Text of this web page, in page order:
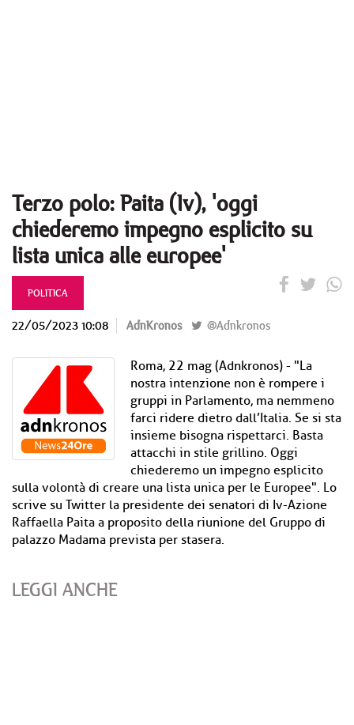
Terzo polo: Paita (Iv), 'oggi
chiederemo impegno esplicito su
lista unica alle europee'
POLITICA
22/05/2023 10:08 AdnKronos @Adnkronos
Roma, 22 mag (Adnkronos) - "La
nostra intenzione non è rompere i
gruppi in Parlamento, ma nemmeno
farci ridere dietro dall’Italia. Se si sta
insieme bisogna rispettarci. Basta
attacchi in stile grillino. Oggi
chiederemo un impegno esplicito
sulla volontà di creare una lista unica per le Europee". Lo
scrive su Twitter la presidente dei senatori di Iv-Azione
Raffaella Paita a proposito della riunione del Gruppo di
palazzo Madama prevista per stasera.
LEGGI ANCHE